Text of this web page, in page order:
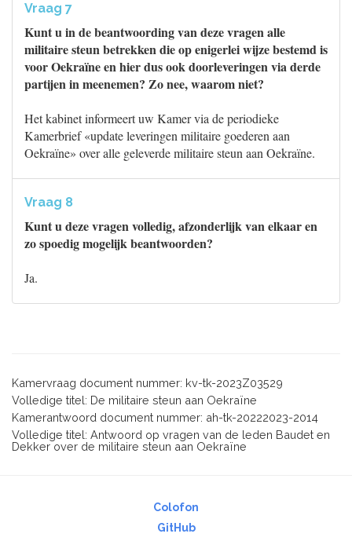
Vraag 7
Kunt u in de beantwoording van deze vragen alle
militaire steun betrekken die op enigerlei wijze bestemd is
voor Oekraïne en hier dus ook doorleveringen via derde
partijen in meenemen? Zo nee, waarom niet?
Het kabinet informeert uw Kamer via de periodieke
Kamerbrief «update leveringen militaire goederen aan
Oekraïne» over alle geleverde militaire steun aan Oekraïne.
Vraag 8
Kunt u deze vragen volledig, afzonderlijk van elkaar en
zo spoedig mogelijk beantwoorden?
Ja.
Kamervraag document nummer: kv-tk-2023Z03529
Volledige titel: De militaire steun aan Oekraïne
Kamerantwoord document nummer: ah-tk-20222023-2014
Volledige titel: Antwoord op vragen van de leden Baudet en
Dekker over de militaire steun aan Oekraïne
Colofon
GitHub